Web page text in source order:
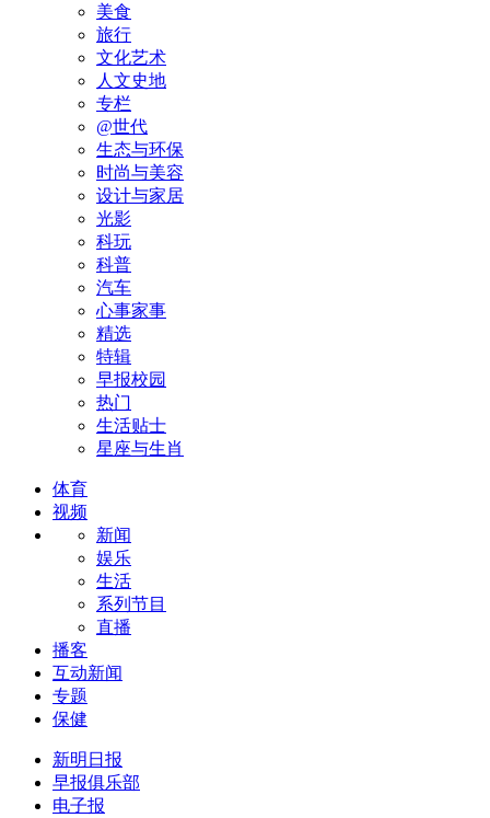
美食
旅行
文化艺术
人文史地
专栏
@世代
生态与环保
时尚与美容
设计与家居
光影
科玩
科普
汽车
心事家事
精选
特辑
早报校园
热门
生活贴士
星座与生肖
体育
视频
新闻
娱乐
生活
系列节目
直播
播客
互动新闻
专题
保健
新明日报
早报俱乐部
电子报